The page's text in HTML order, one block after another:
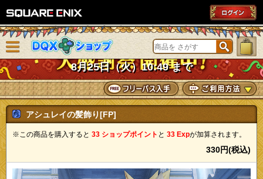
DQXショップ
8月25日（火）10:49 まで
ニューを閉じる
アシュレイの髪飾り[FP]
※この商品を購入すると 33 ショップポイント と 33 Expが加算されます。
330円(税込)